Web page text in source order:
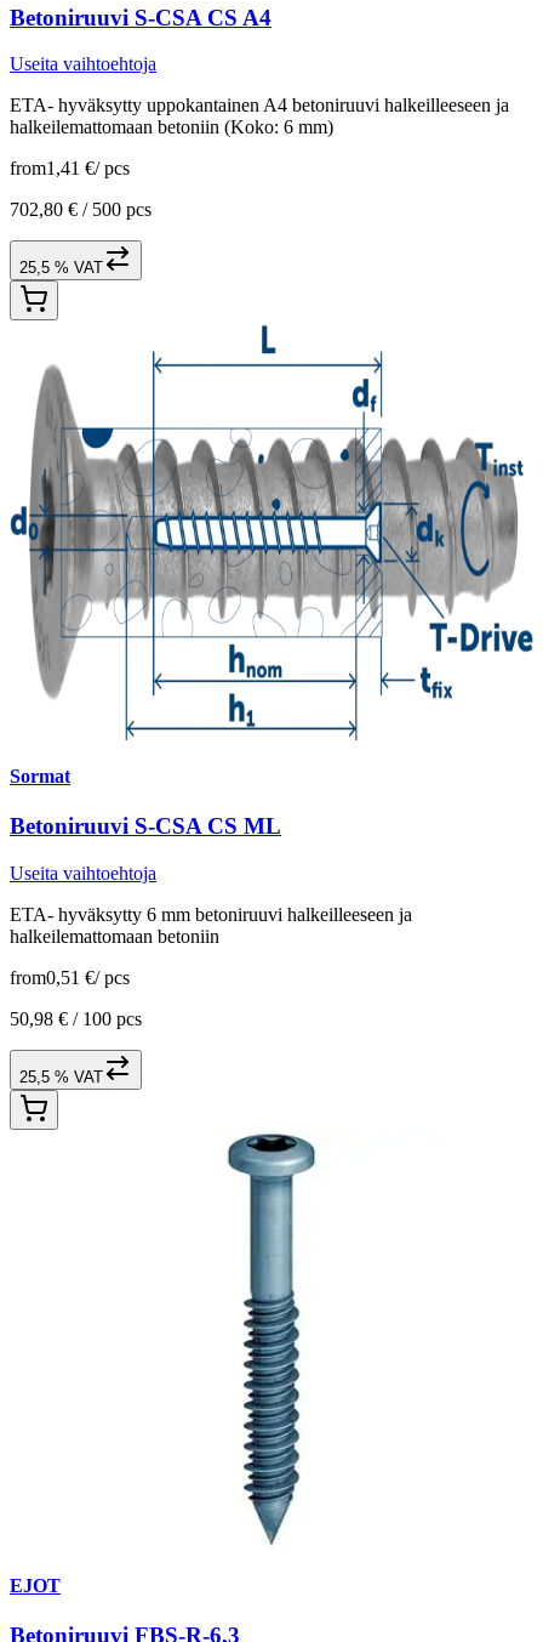
Betoniruuvi S-CSA CS A4
Useita vaihtoehtoja
ETA- hyväksytty uppokantainen A4 betoniruuvi halkeilleeseen ja
halkeilemattomaan betoniin (Koko: 6 mm)
from1,41 €/ pcs
702,80 € / 500 pcs
25,5 % VAT
Sormat
Betoniruuvi S-CSA CS ML
Useita vaihtoehtoja
ETA- hyväksytty 6 mm betoniruuvi halkeilleeseen ja
halkeilemattomaan betoniin
from0,51 €/ pcs
50,98 € / 100 pcs
25,5 % VAT
EJOT
Betoniruuvi FBS-R-6,3